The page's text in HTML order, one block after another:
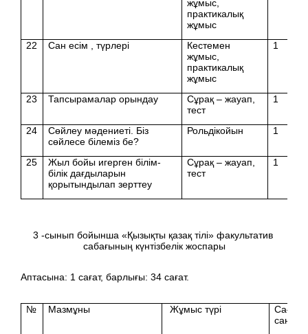
жұмыс,
практикалық
жұмыс
22 Сан есім , түрлері
Кестемен
жұмыс,
практикалық
жұмыс
1
23 Тапсырамалар орындау
Сұрақ – жауап,
тест
1
24
Сөйлеу мәдениеті. Біз
сөйлесе білеміз бе?
Рольдікойын 1
25
Жыл бойы игерген білім-
білік дағдыларын
қорытындылап зерттеу
Сұрақ – жауап,
тест
1
3 -сынып бойынша «Қызықты қазақ тілі» факультатив
сабағының күнтізбелік жоспары
Аптасына: 1 сағат, барлығы: 34 сағат.
№ Мазмұны Жұмыс түрі
Сағат
саны